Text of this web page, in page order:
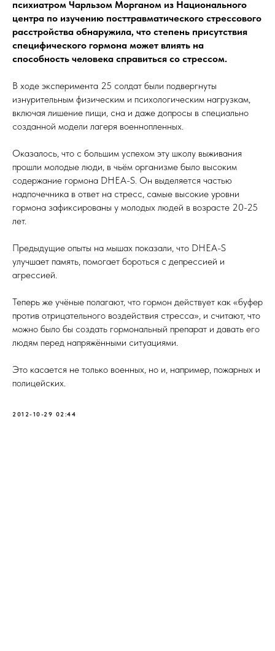
психиатром Чарльзом Морганом из Национального
центра по изучению посттравматического стрессового
расстройства обнаружила, что степень присутствия
специфического гормона может влиять на
способность человека справиться со стрессом.
В ходе эксперимента 25 солдат были подвергнуты
изнурительным физическим и психологическим нагрузкам,
включая лишение пищи, сна и даже допросы в специально
созданной модели лагеря военнопленных.
Оказалось, что с большим успехом эту школу выживания
прошли молодые люди, в чьём организме было высоким
содержание гормона DHEA-S. Он выделяется частью
надпочечника в ответ на стресс, самые высокие уровни
гормона зафиксированы у молодых людей в возрасте 20-25
лет.
Предыдущие опыты на мышах показали, что DHEA-S
улучшает память, помогает бороться с депрессией и
агрессией.
Теперь же учёные полагают, что гормон действует как «буфер
против отрицательного воздействия стресса», и считают, что
можно было бы создать гормональный препарат и давать его
людям перед напряжёнными ситуациями.
Это касается не только военных, но и, например, пожарных и
полицейских.
2012-10-29 02:44